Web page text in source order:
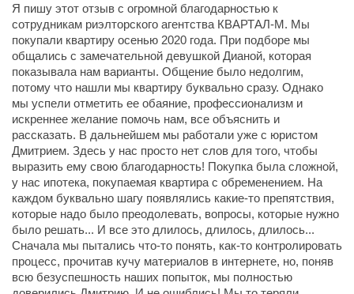
Я пишу этот отзыв с огромной благодарностью к
сотрудникам риэлторского агентства КВАРТАЛ-М. Мы
покупали квартиру осенью 2020 года. При подборе мы
общались с замечательной девушкой Дианой, которая
показывала нам варианты. Общение было недолгим,
потому что нашли мы квартиру буквально сразу. Однако
мы успели отметить ее обаяние, профессионализм и
искреннее желание помочь нам, все объяснить и
рассказать. В дальнейшем мы работали уже с юристом
Дмитрием. Здесь у нас просто нет слов для того, чтобы
выразить ему свою благодарность! Покупка была сложной,
у нас ипотека, покупаемая квартира с обременением. На
каждом буквально шагу появлялись какие-то препятствия,
которые надо было преодолевать, вопросы, которые нужно
было решать... И все это длилось, длилось, длилось...
Сначала мы пытались что-то понять, как-то контролировать
процесс, прочитав кучу материалов в интернете, но, поняв
всю безуспешность наших попыток, мы полностью